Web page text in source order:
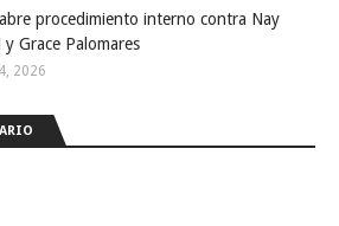
procedimiento interno contra Nay
y Grace Palomares
2026